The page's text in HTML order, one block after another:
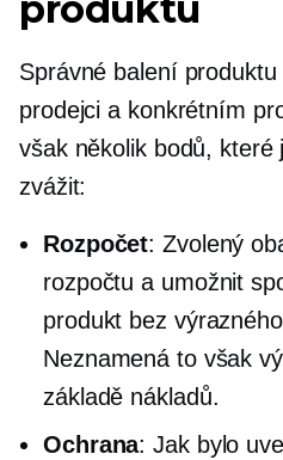
produktu
Správné balení
prodejci a konkrétním
však několik bodů, které
zvážit:
Rozpočet: Zvolený
rozpočtu a umožnit
produkt bez
Neznamená to však
základě nákladů.
Ochrana: Jak bylo